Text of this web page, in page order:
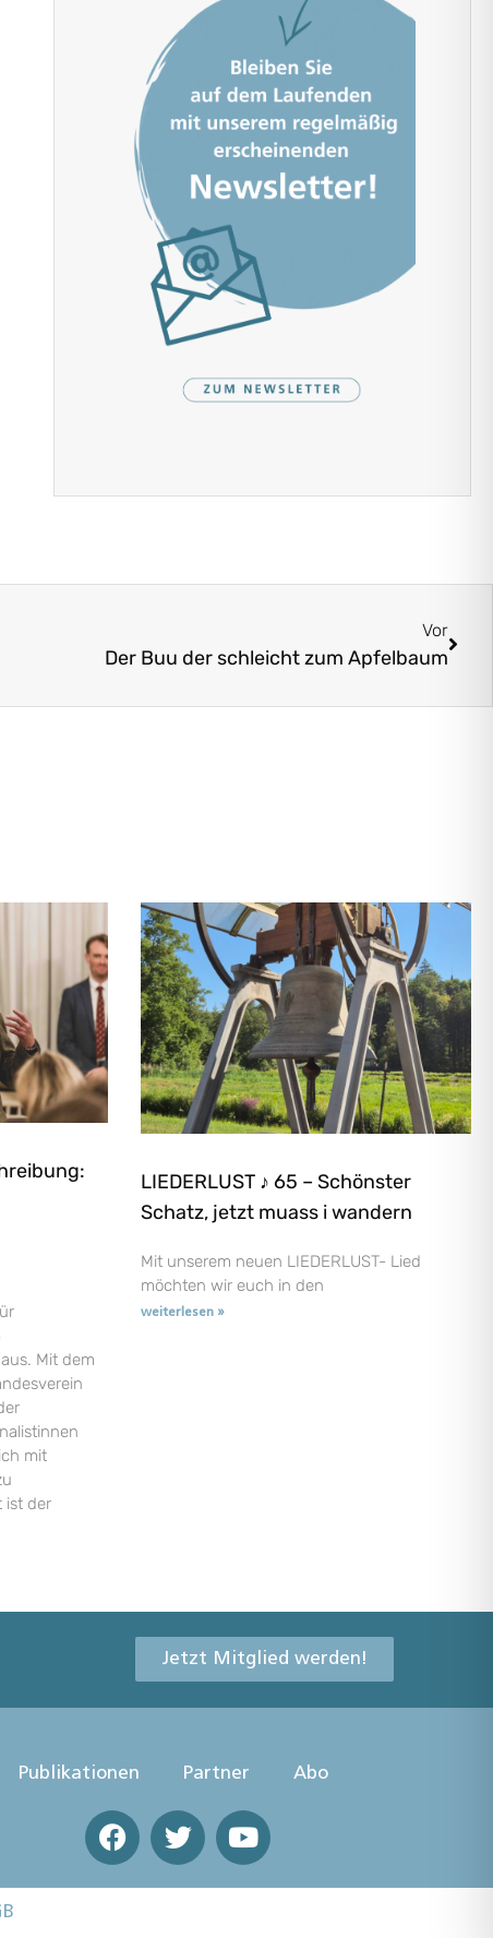
Vor
Der Buu der schleicht zum Apfelbaum
Mit dem
mit
ist der
LIEDERLUST ♪ 65 – Schönster
Schatz, jetzt muass i wandern
Mit unserem neuen LIEDERLUST- Lied
möchten wir euch in den
weiterlesen »
Jetzt Mitglied werden!
Publikationen Partner Abo